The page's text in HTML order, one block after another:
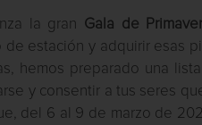
la gran Gala de
estación y adquirir esas
hemos preparado una
y consentir a tus seres
del 6 al 9 de marzo de